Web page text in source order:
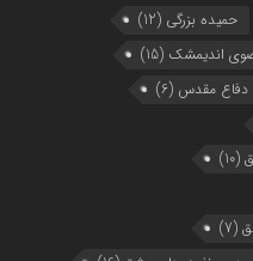
حمیده بزرگی (12)
اندیمشک (15)
دفاع مقدس (6)
(10)
(7)